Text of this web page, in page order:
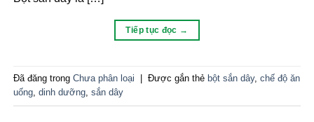
Tiếp tục đọc →
Đã đăng trong Chưa phân loại Được gắn thẻ bột sắn dây, chế độ ăn
uống dinh dưỡng sắn dây